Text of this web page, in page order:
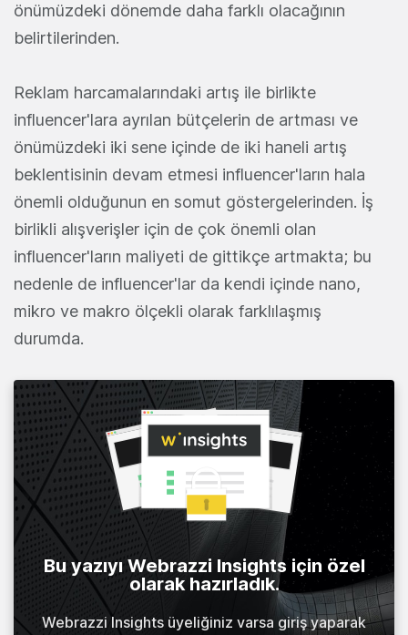
önümüzdeki dönemde daha farklı olacağının
belirtilerinden.
Reklam harcamalarındaki artış ile birlikte
influencer'lara ayrılan bütçelerin de artması ve
önümüzdeki iki sene içinde de iki haneli artış
beklentisinin devam etmesi influencer'ların hala
önemli olduğunun en somut göstergelerinden. İş
birlikli alışverişler için de çok önemli olan
influencer'ların maliyeti de gittikçe artmakta; bu
nedenle de influencer'lar da kendi içinde nano,
mikro ve makro ölçekli olarak farklılaşmış
durumda.
Bu yazıyı Webrazzi Insights için özel
olarak hazırladık.
Webrazzi Insights üyeliğiniz varsa giriş yaparak